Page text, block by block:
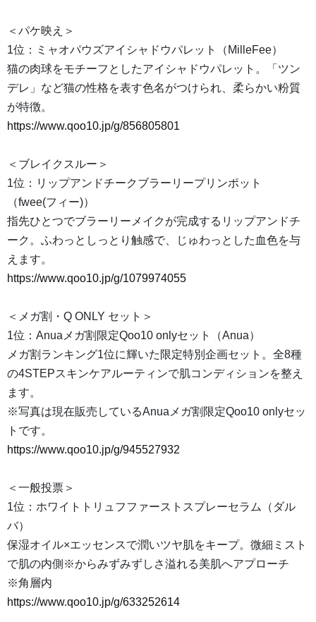
＜パケ映え＞
1位：ミャオパウズアイシャドウパレット（MilleFee）
猫の肉球をモチーフとしたアイシャドウパレット。「ツン
デレ」など猫の性格を表す色名がつけられ、柔らかい粉質
が特徴。
https://www.qoo10.jp/g/856805801
＜ブレイクスルー＞
1位：リップアンドチークブラーリープリンポット
（fwee(フィー)）
指先ひとつでブラーリーメイクが完成するリップアンドチ
ーク。ふわっとしっとり触感で、じゅわっとした血色を与
えます。
https://www.qoo10.jp/g/1079974055
＜メガ割・Q ONLY セット＞
1位：Anuaメガ割限定Qoo10 onlyセット（Anua）
メガ割ランキング1位に輝いた限定特別企画セット。全8種
の4STEPスキンケアルーティンで肌コンディションを整え
ます。
※写真は現在販売しているAnuaメガ割限定Qoo10 onlyセッ
トです。
https://www.qoo10.jp/g/945527932
＜一般投票＞
1位：ホワイトトリュフファーストスプレーセラム（ダル
バ）
保湿オイル×エッセンスで潤いツヤ肌をキープ。微細ミスト
で肌の内側※からみずみずしさ溢れる美肌へアプローチ
※角層内
https://www.qoo10.jp/g/633252614